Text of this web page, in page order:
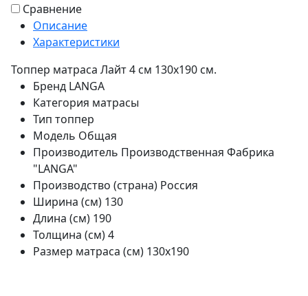
Сравнение
Описание
Характеристики
Топпер матраса Лайт 4 см 130х190 см.
Бренд LANGA
Категория матрасы
Тип топпер
Модель Общая
Производитель Производственная Фабрика
"LANGA"
Производство (страна) Россия
Ширина (см) 130
Длина (см) 190
Толщина (см)4
Размер матраса (см) 130х190